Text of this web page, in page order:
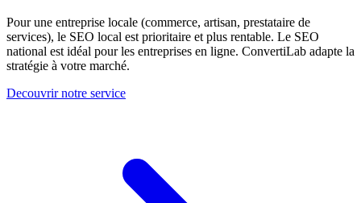
Pour une entreprise locale (commerce, artisan, prestataire de
services), le SEO local est prioritaire et plus rentable. Le SEO
national est idéal pour les entreprises en ligne. ConvertiLab adapte la
stratégie à votre marché.
Decouvrir notre service